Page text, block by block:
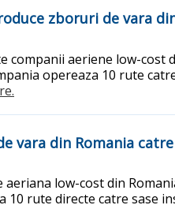
zboruri de vara
companii aeriene low-
opereaza 10 rute
vara din Romania
aeriana low-cost din
rute directe catre sase